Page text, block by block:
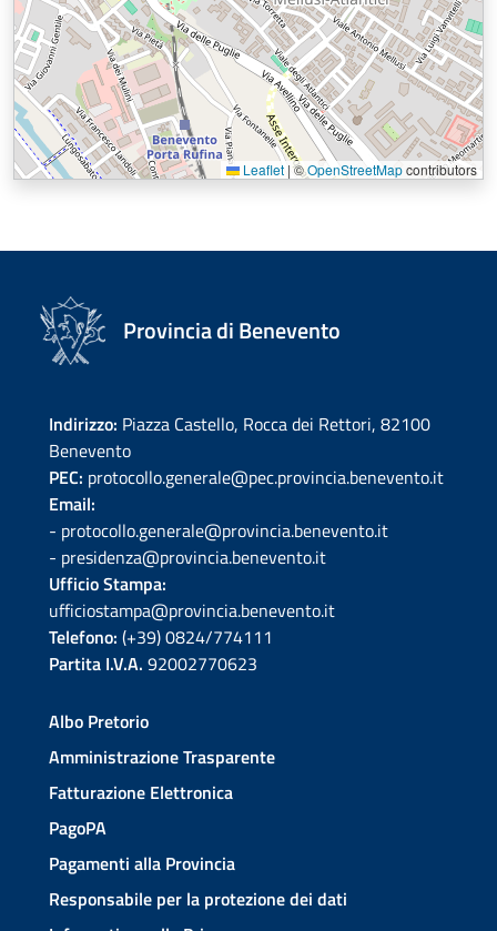
Leaflet |©OpenStreetMapcontributors
Provincia di Benevento
Indirizzo: Piazza Castello, Rocca dei Rettori, 82100
Benevento
PEC: protocollo.generale@pec.provincia.benevento.it
Email:
- protocollo.generale@provincia.benevento.it
- presidenza@provincia.benevento.it
Ufficio Stampa:
ufficiostampa@provincia.benevento.it
Telefono: (+39) 0824/774111
Partita I.V.A. 92002770623
Albo Pretorio
Amministrazione Trasparente
Fatturazione Elettronica
PagoPA
Pagamenti alla Provincia
Responsabile per la protezione dei dati